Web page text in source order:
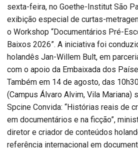
sexta-feira, no Goethe-Institut São
exibição especial de curtas-
o Workshop “Documentários Pré-
Baixos 2026”. A iniciativa foi
holandês Jan-Willem Bult, em
com o apoio da Embaixada dos
Também em 14 de agosto, das
(Campus Álvaro Alvim, Vila Mariana)
Spcine Convida: “Histórias reais de
em documentários e na ficção”,
diretor e criador de conteúdos
referência internacional em